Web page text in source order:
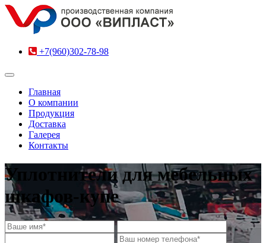
+7(960)302-78-98
Главная
О компании
Продукция
Доставка
Галерея
Контакты
Уплотнители для мебельных
шкафов-купе